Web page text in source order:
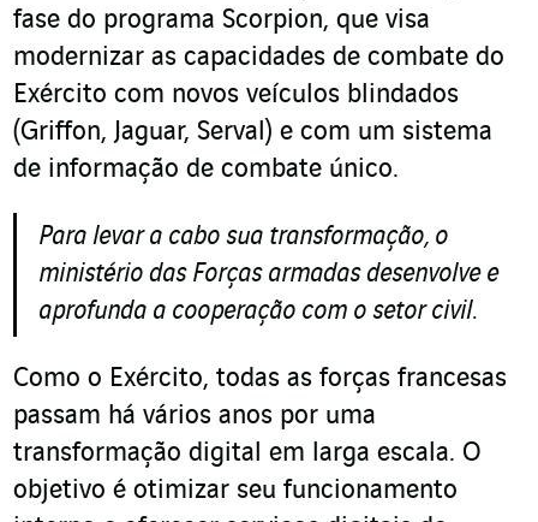
fase do programa Scorpion, que visa
modernizar as capacidades de combate do
Exército com novos veículos blindados
(Griffon, Jaguar, Serval) e com um sistema
de informação de combate único.
Para levar a cabo sua transformação, o
ministério das Forças armadas desenvolve e
aprofunda a cooperação com o setorcivil.
Como o Exército, todas as forças francesas
passam há vários anos por uma
transformação digital em larga escala. O
objetivo é otimizar seu funcionamento